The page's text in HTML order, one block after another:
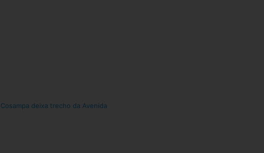
Cosampa deixa trecho da Avenida